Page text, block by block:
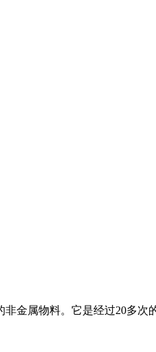
金属物料。它是经过20多次